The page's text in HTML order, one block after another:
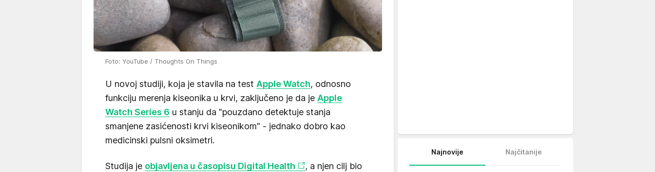
Foto: YouTube / Thoughts On Things
U novoj studiji, koja je stavila na test Apple Watch, odnosno
funkciju merenja kiseonika u krvi, zaključeno je da je Apple
Watch Series 6 u stanju da "pouzdano detektuje stanja
smanjene zasićenosti krvi kiseonikom" - jednako dobro kao
medicinski pulsni oksimetri.
Studija je objavljena u časopisu Digital Health
, a njen cilj bio
Najnovije Najčitanije